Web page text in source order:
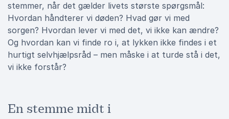
stemmer, når det gælder livets største spørgsmål:
Hvordan håndterer vi døden? Hvad gør vi med
sorgen? Hvordan lever vi med det, vi ikke kan ændre?
Og hvordan kan vi finde ro i, at lykken ikke findes i et
hurtigt selvhjælpsråd – men måske i at turde stå i det,
vi ikke forstår?
En stemme midt i